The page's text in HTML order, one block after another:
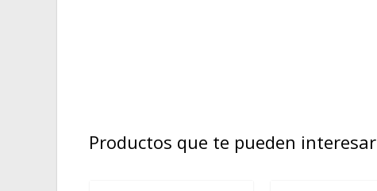
Productos que te pueden interesar